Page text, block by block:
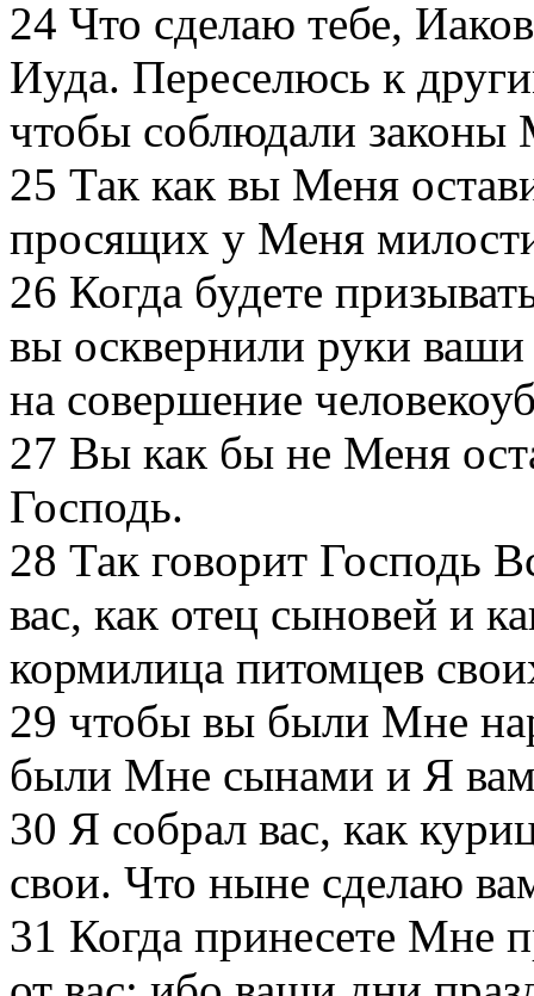
24 Что сделаю тебе,
Иуда. Переселюсь к
чтобы соблюдали законы
25 Так как вы Меня
просящих у Меня
26 Когда будете
вы осквернили руки
на совершение
27 Вы как бы не Меня
Господь.
28 Так говорит Господь
вас, как отец сыновей и
кормилица питомцев
29 чтобы вы были Мне
были Мне сынами и Я
30 Я собрал вас, как
свои. Что ныне сделаю
31 Когда принесете Мне